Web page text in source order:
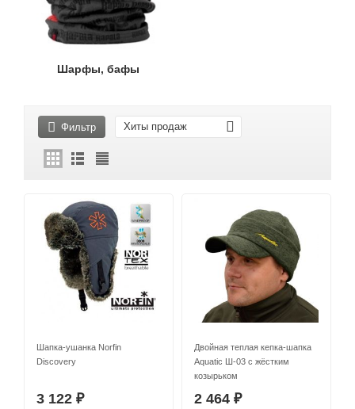
Шарфы, бафы
Фильтр Хиты продаж
Шапка-ушанка Norfin
Discovery
3 122 ₽
Двойная теплая кепка-шапка
Aquatic Ш-03 с жёстким
козырьком
2 464 ₽